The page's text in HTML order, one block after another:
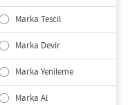
Marka Tescil
Marka Devir
Marka Yenileme
Marka Al